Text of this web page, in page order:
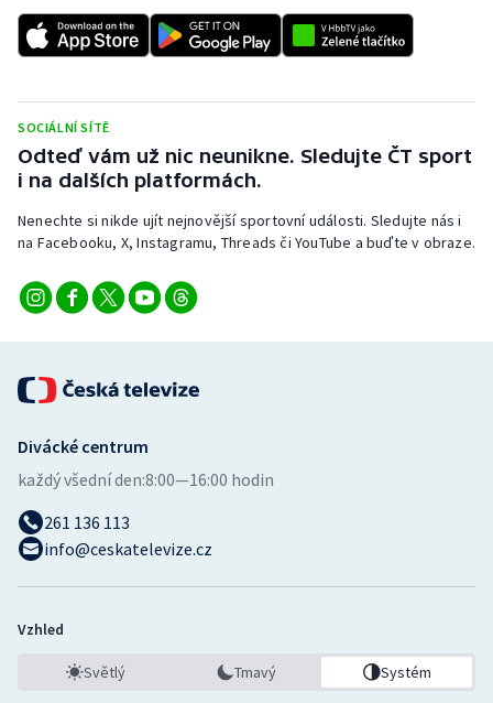
SOCIÁLNÍ SÍTĚ
Odteď vám už nic neunikne. Sledujte ČT sport
i na dalších platformách.
Nenechte si nikde ujít nejnovější sportovní události. Sledujte nás i
na Facebooku, X, Instagramu, Threads či YouTube a buďte v obraze.
Divácké centrum
každý všední den:8:00—16:00 hodin
261 136 113
info@ceskatelevize.cz
Vzhled
Světlý Tmavý Systém